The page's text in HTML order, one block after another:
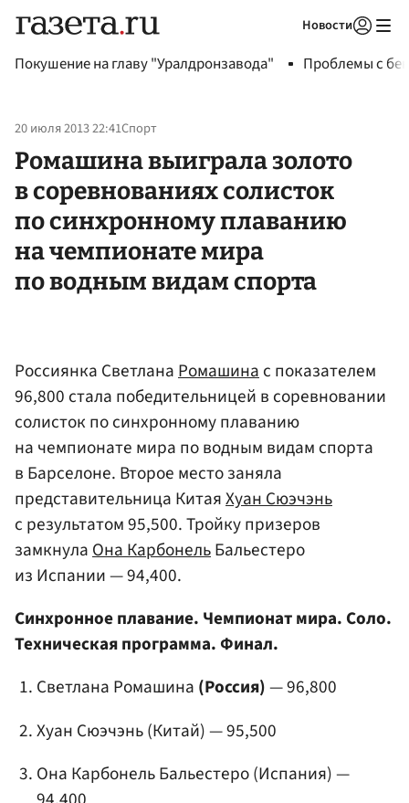
Новости
Покушение на главу "Уралдронзавода" Проблемы с
20 июля 2013 22:41Спорт
Ромашина выиграла золото
в соревнованиях солисток
по синхронному плаванию
на чемпионате мира
по водным видам спорта
Россиянка СветланаРомашинас показателем
96,800 стала победительницей в соревновании
солисток по синхронному плаванию
на чемпионате мира по водным видам спорта
в Барселоне. Второе место заняла
представительница КитаяХуан Сюэчэнь
с результатом 95,500. Тройку призеров
замкнулаОна КарбонельБальестеро
из Испании — 94,400.
Синхронное плавание. Чемпионат мира. Соло.
Техническая программа. Финал.
Светлана Ромашина (Россия)— 96,800
Хуан Сюэчэнь (Китай) — 95,500
Она Карбонель Бальестеро (Испания) —